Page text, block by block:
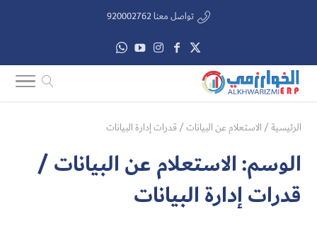
تواصل معنا 920002762
الرئيسية/ الاستعلام عن البيانات / قدرات إدارة البيانات
الوسم:الاستعلام عن البيانات /
قدرات إدارة البيانات